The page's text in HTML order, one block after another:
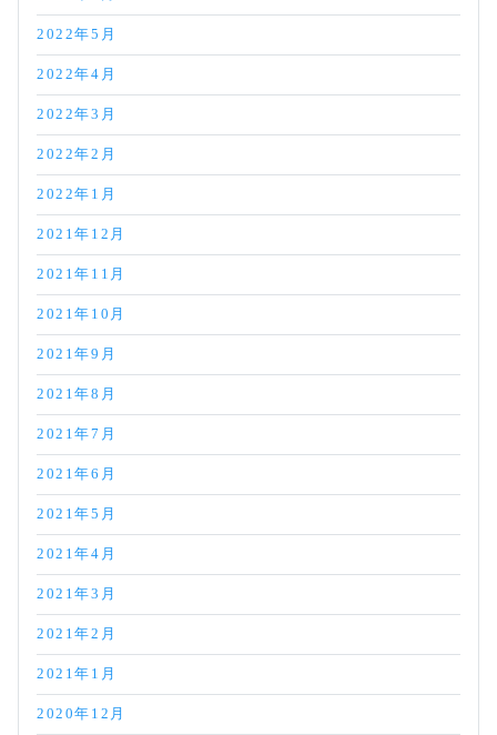
2022年5月
2022年4月
2022年3月
2022年2月
2022年1月
2021年12月
2021年11月
2021年10月
2021年9月
2021年8月
2021年7月
2021年6月
2021年5月
2021年4月
2021年3月
2021年2月
2021年1月
2020年12月